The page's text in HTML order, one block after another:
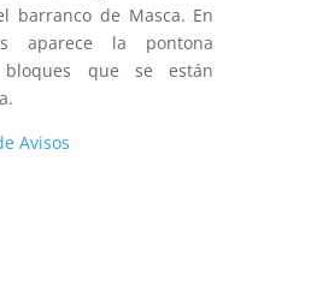
barranco de Masca. En
aparece la pontona
que se están
Avisos